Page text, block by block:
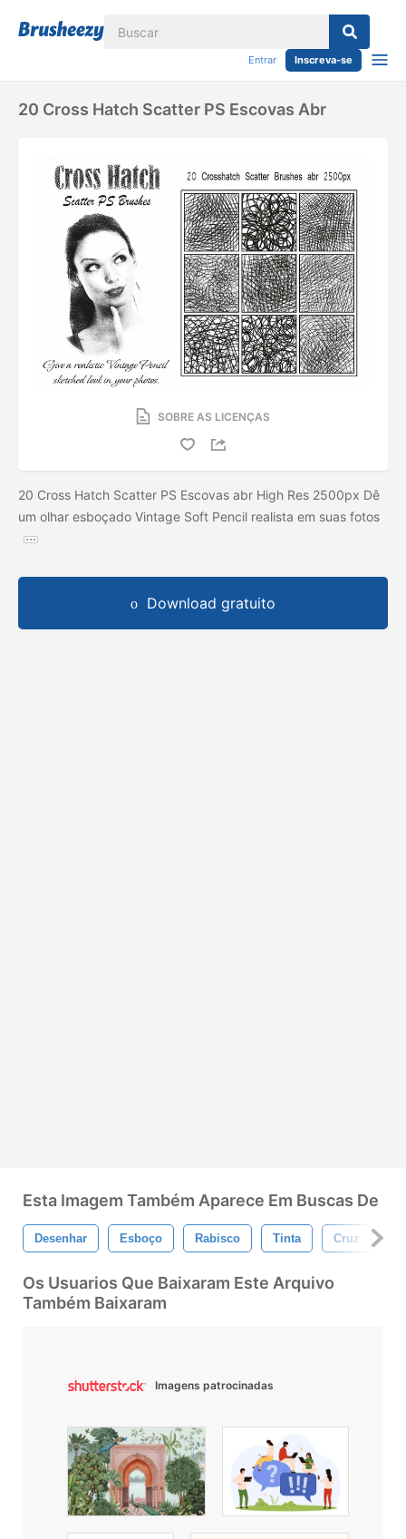
Entrar Inscreva-se
20 Cross Hatch Scatter PS Escovas Abr
SOBRE AS LICENÇAS
20 Cross Hatch Scatter PS Escovas abr High Res 2500px Dê
um olhar esboçado Vintage Soft Pencil realista em suas fotos
Download gratuito
Esta Imagem Também Aparece Em Buscas De
Desenhar Esboço Rabisco Tinta Cruz
Os Usuarios Que Baixaram Este Arquivo
Também Baixaram
Imagens patrocinadas